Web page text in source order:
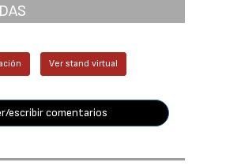
Ver stand virtual
escribir comentarios